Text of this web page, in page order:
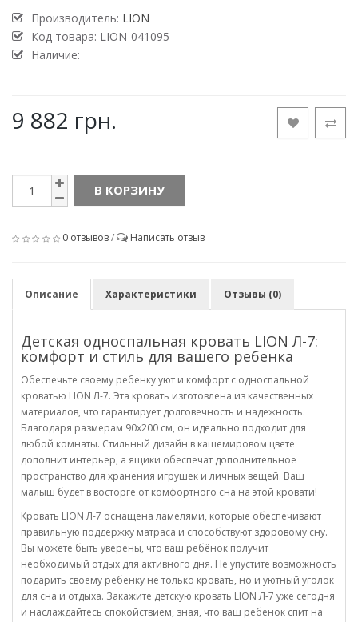
Производитель: LION
Код товара: LION-041095
Наличие:
9 882 грн.
В КОРЗИНУ
0 отзывов/ Написать отзыв
Описание Характеристики Отзывы (0)
Детская односпальная кровать LION Л-7:
комфорт и стиль для вашего ребенка
Обеспечьте своему ребенку уют и комфорт с односпальной
кроватью LION Л-7. Эта кровать изготовлена из качественных
материалов, что гарантирует долговечность и надежность.
Благодаря размерам 90x200 см, он идеально подходит для
любой комнаты. Стильный дизайн в кашемировом цвете
дополнит интерьер, а ящики обеспечат дополнительное
пространство для хранения игрушек и личных вещей. Ваш
малыш будет в восторге от комфортного сна на этой кровати!
Кровать LION Л-7 оснащена ламелями, которые обеспечивают
правильную поддержку матраса и способствуют здоровому сну.
Вы можете быть уверены, что ваш ребёнок получит
необходимый отдых для активного дня. Не упустите возможность
подарить своему ребенку не только кровать, но и уютный уголок
для сна и отдыха. Закажите детскую кровать LION Л-7 уже сегодня
и наслаждайтесь спокойствием, зная, что ваш ребенок спит на